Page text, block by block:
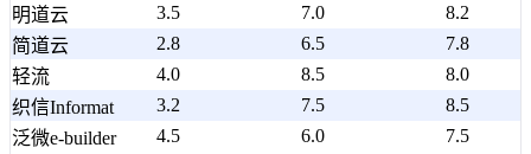
明道云
3.5 7.0
8.2
简道云
2.8 6.5
7.8
轻流
4.0 8.5
8.0
织信Informat
3.2 7.5
8.5
泛微e-builder
4.5 6.0 7.5